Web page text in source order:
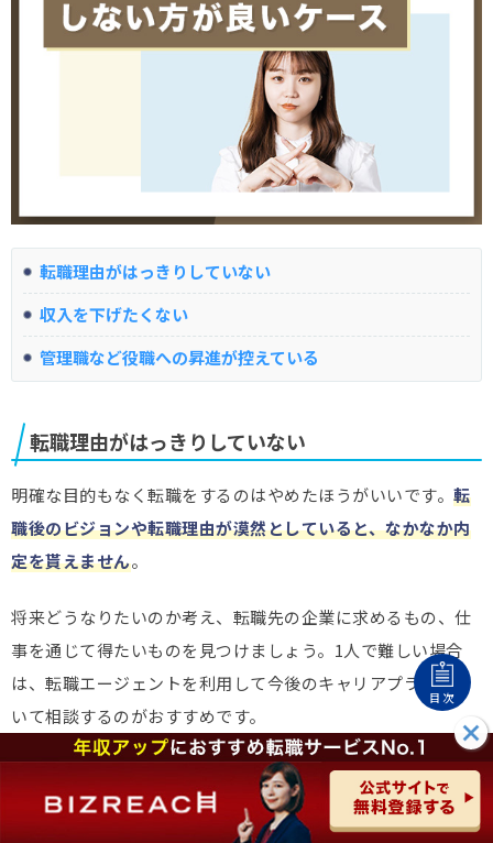
転職理由がはっきりしていない
収入を下げたくない
管理職など役職への昇進が控えている
転職理由がはっきりしていない
明確な目的もなく転職をするのはやめたほうがいいです。 転
職後のビジョンや転職理由が漠然としていると、なかなか内
定を貰えません。
将来どうなりたいのか考え、転職先の企業に求めるもの、仕
事を通じて得たいものを見つけましょう。1人で難しい場合
は、転職エージェントを利用して今後のキャリアプランにつ
いて相談するのがおすすめです。
収入を下げたくない
目次